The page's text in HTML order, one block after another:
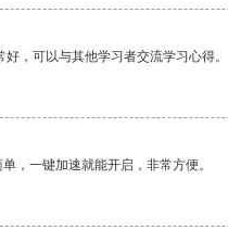
，可以与其他学习者交流学习心得。
，一键加速就能开启，非常方便。